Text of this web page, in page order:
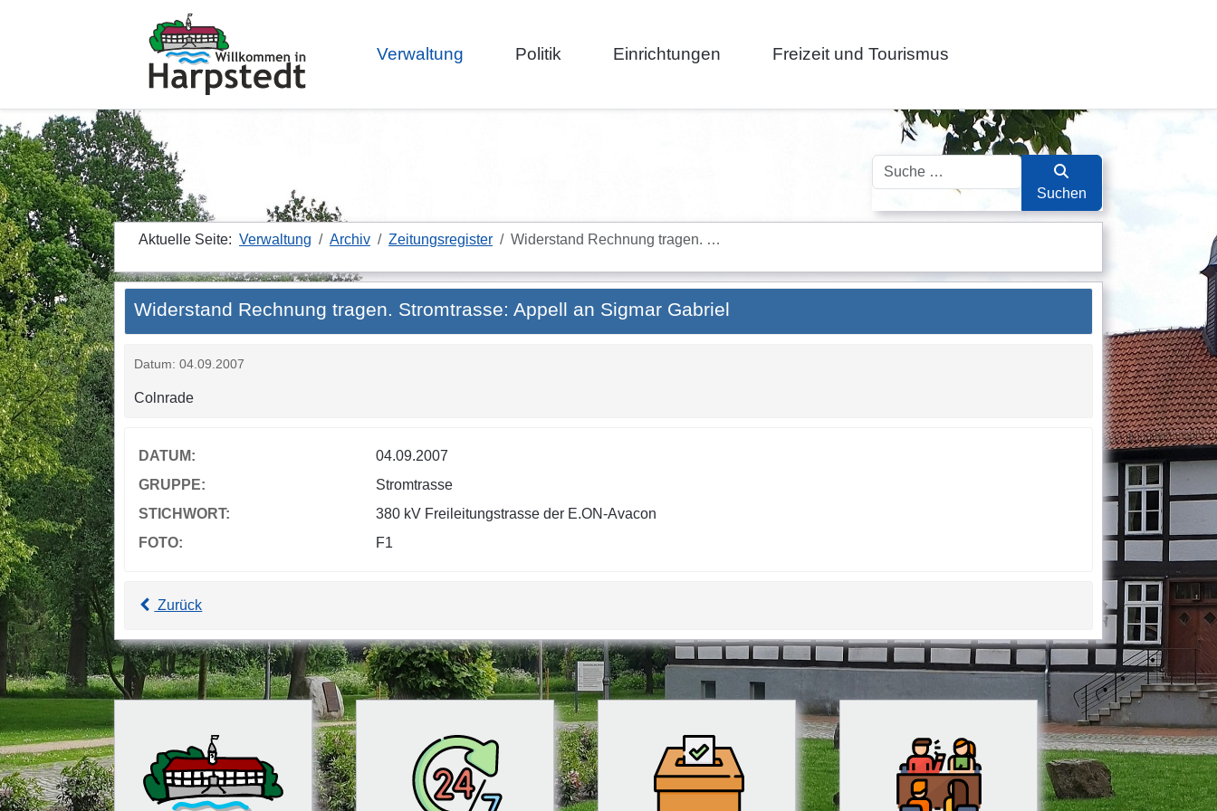
Verwaltung Politik Einrichtungen Freizeit und Tourismus
Suchen
Suchen
Aktuelle Seite: Verwaltung Archiv Zeitungsregister Widerstand Rechnung tragen. …
Widerstand Rechnung tragen. Stromtrasse: Appell an Sigmar Gabriel
Datum: 04.09.2007
Colnrade
DATUM:
04.09.2007
GRUPPE:
Stromtrasse
STICHWORT:
380 kV Freileitungstrasse der E.ON-Avacon
FOTO:
F1
Zurück